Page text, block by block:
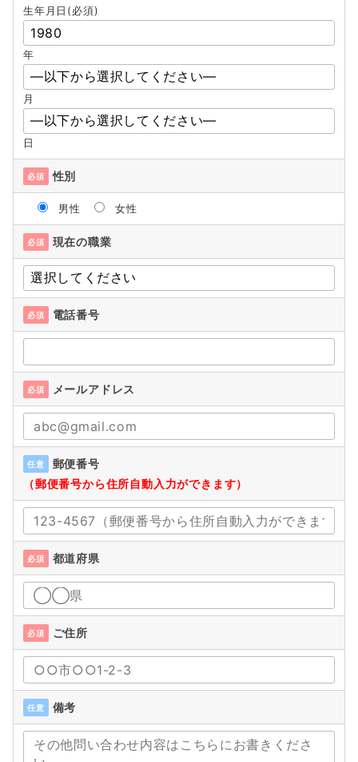
生年月日(必須)
年
月
日
必須 性別
男性 女性
必須 現在の職業
必須 電話番号
必須 メールアドレス
任意
郵便番号
（郵便番号から住所自動入力ができます）
必須 都道府県
必須 ご住所
任意 備考